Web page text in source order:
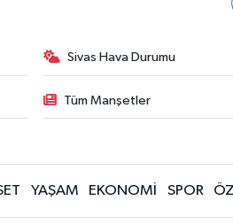
Sivas Hava Durumu
Tüm Manşetler
YAŞAM EKONOMİ SPOR